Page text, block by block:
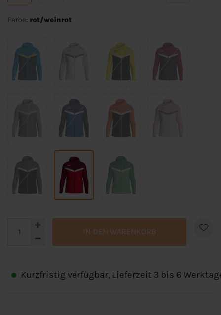
Farbe: rot/weinrot
IN DEN WARENKORB
Kurzfristig verfügbar, Lieferzeit 3 bis 6